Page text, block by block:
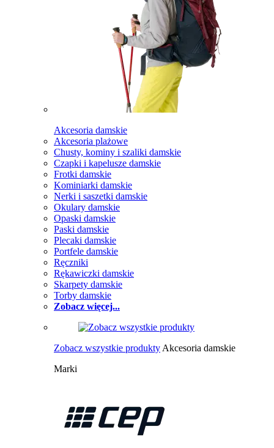
Akcesoria damskie
Akcesoria plażowe
Chusty, kominy i szaliki damskie
Czapki i kapelusze damskie
Frotki damskie
Kominiarki damskie
Nerki i saszetki damskie
Okulary damskie
Opaski damskie
Paski damskie
Plecaki damskie
Portfele damskie
Ręczniki
Rękawiczki damskie
Skarpety damskie
Torby damskie
Zobacz więcej...
Zobacz wszystkie produkty Akcesoria damskie
Marki